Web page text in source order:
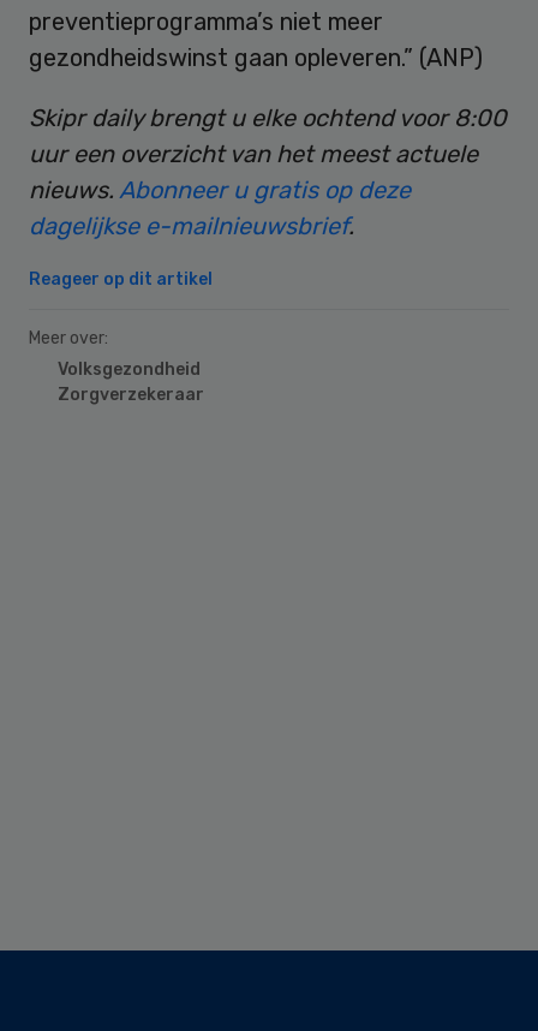
preventieprogramma’s niet meer
gezondheidswinst gaan opleveren.” (ANP)
Skipr daily brengt u elke ochtend voor 8:00
uur een overzicht van het meest actuele
nieuws. Abonneer u gratis op deze
dagelijkse e-mailnieuwsbrief.
Reageer op dit artikel
Meer over:
Volksgezondheid
Zorgverzekeraar